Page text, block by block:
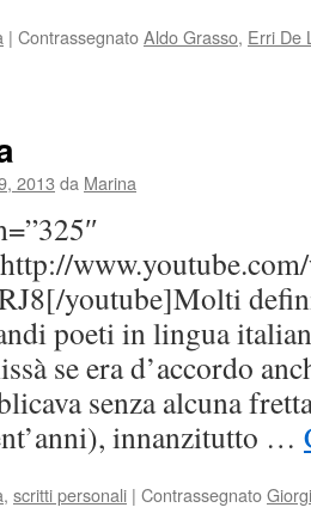
| ContrassegnatoAldo Grasso, Erri De
2013 da Marina
youtube]Molti
poeti in lingua
se era d’accordo
senza alcuna
innanzitutto …
, scritti personali | Contrassegnato